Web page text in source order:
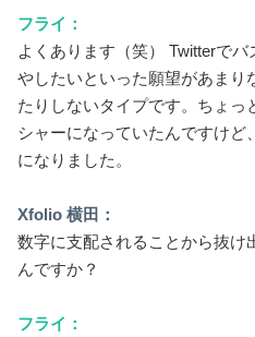
フライ：
よくあります（笑） Twitterで
やしたいといった願望があまり
たりしないタイプです。ちょっ
シャーになっていたんですけど
になりました。
Xfolio 横田：
数字に支配されることから抜け
んですか？
フライ：